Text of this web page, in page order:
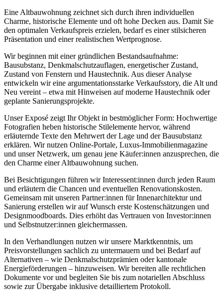
Eine Altbauwohnung zeichnet sich durch ihren individuellen
Charme, historische Elemente und oft hohe Decken aus. Damit Sie
den optimalen Verkaufspreis erzielen, bedarf es einer stilsicheren
Präsentation und einer realistischen Wertprognose.
Wir beginnen mit einer gründlichen Bestandsaufnahme:
Bausubstanz, Denkmalschutzauflagen, energetischer Zustand,
Zustand von Fenstern und Haustechnik. Aus dieser Analyse
entwickeln wir eine argumentationsstarke Verkaufsstory, die Alt und
Neu vereint – etwa mit Hinweisen auf moderne Haustechnik oder
geplante Sanierungsprojekte.
Unser Exposé zeigt Ihr Objekt in bestmöglicher Form: Hochwertige
Fotografien heben historische Stilelemente hervor, während
erläuternde Texte den Mehrwert der Lage und der Bausubstanz
erklären. Wir nutzen Online-Portale, Luxus-Immobilienmagazine
und unser Netzwerk, um genau jene Käufer:innen anzusprechen, die
den Charme einer Altbauwohnung suchen.
Bei Besichtigungen führen wir Interessent:innen durch jeden Raum
und erläutern die Chancen und eventuellen Renovationskosten.
Gemeinsam mit unseren Partner:innen für Innenarchitektur und
Sanierung erstellen wir auf Wunsch erste Kostenschätzungen und
Designmoodboards. Dies erhöht das Vertrauen von Investor:innen
und Selbstnutzer:innen gleichermassen.
In den Verhandlungen nutzen wir unsere Marktkenntnis, um
Preisvorstellungen sachlich zu untermauern und bei Bedarf auf
Alternativen – wie Denkmalschutzprämien oder kantonale
Energieförderungen – hinzuweisen. Wir bereiten alle rechtlichen
Dokumente vor und begleiten Sie bis zum notariellen Abschluss
sowie zur Übergabe inklusive detailliertem Protokoll.